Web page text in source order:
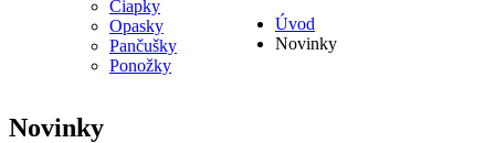
Čiapky
Opasky
Pančušky
Ponožky
Úvod
Novinky
Novinky